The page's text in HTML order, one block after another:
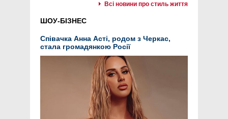
Всі новини про стиль життя
ШОУ-БІЗНЕС
Співачка Анна Асті, родом з Черкас,
стала громадянкою Росії